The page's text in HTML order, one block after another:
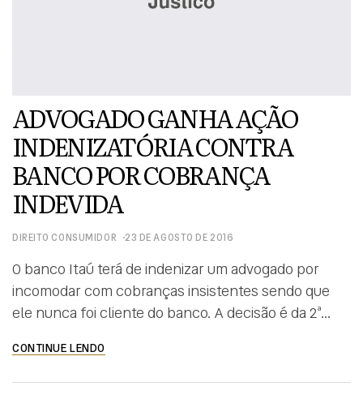
ADVOGADO GANHA AÇÃO
INDENIZATÓRIA CONTRA
BANCO POR COBRANÇA
INDEVIDA
DIREITO CONSUMIDOR 23 DE AGOSTO DE 2016
O banco Itaú terá de indenizar um advogado por
incomodar com cobranças insistentes sendo que
ele nunca foi cliente do banco. A decisão é da 2ª
sentença e condenou a instituição bancária ao
pagamento por danos morais. Trata-se de ação de
CONTINUE LENDO